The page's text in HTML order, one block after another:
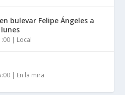
bulevar Felipe Ángeles a
| Local
| En la mira